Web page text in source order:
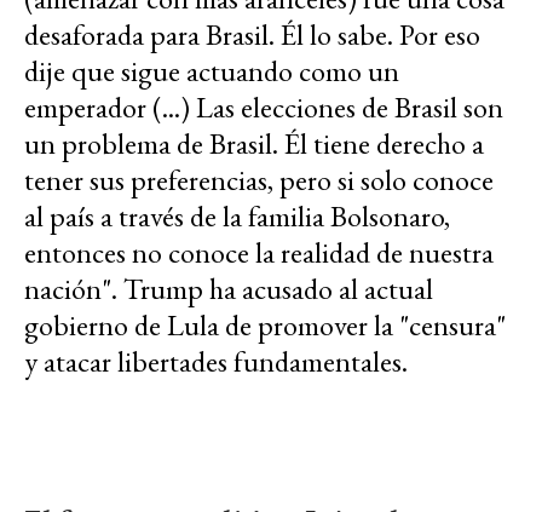
desaforada para Brasil. Él lo sabe. Por eso
dije que sigue actuando como un
emperador (...) Las elecciones de Brasil son
un problema de Brasil. Él tiene derecho a
tener sus preferencias, pero si solo conoce
al país a través de la familia Bolsonaro,
entonces no conoce la realidad de nuestra
nación". Trump ha acusado al actual
gobierno de Lula de promover la "censura"
y atacar libertades fundamentales.